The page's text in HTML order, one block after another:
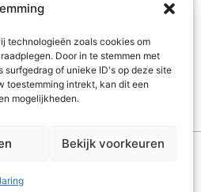
technologieën zoals cookies om
Door in te stemmen met
of unieke ID's op deze site
toestemming intrekt, kan dit een
mogelijkheden.
Bekijk voorkeuren